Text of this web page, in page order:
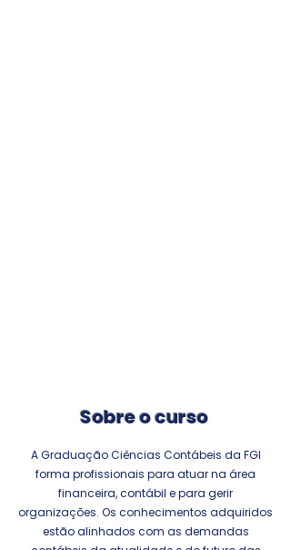
Sobre o curso
A Graduação Ciências Contábeis da FGI
forma profissionais para atuar na área
financeira, contábil e para gerir
organizações. Os conhecimentos adquiridos
estão alinhados com as demandas